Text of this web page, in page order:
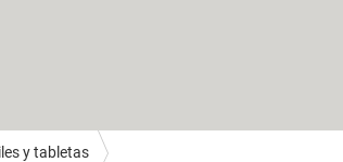
y tabletas